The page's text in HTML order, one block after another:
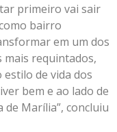
primeiro vai sair
bairro
em um dos
mais requintados,
estilo de vida dos
bem e ao lado de
de Marília”, concluiu